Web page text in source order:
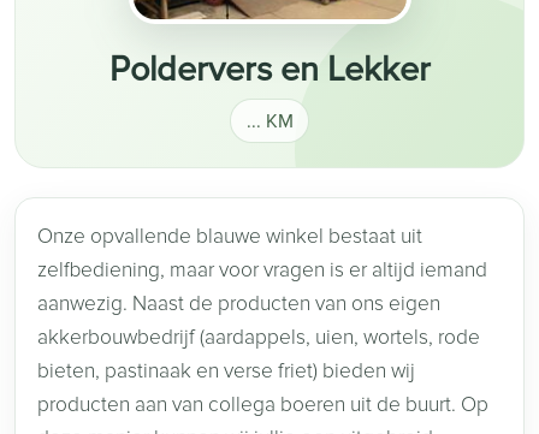
Poldervers en Lekker
... KM
Onze opvallende blauwe winkel bestaat uit
zelfbediening, maar voor vragen is er altijd iemand
aanwezig. Naast de producten van ons eigen
akkerbouwbedrijf (aardappels, uien, wortels, rode
bieten, pastinaak en verse friet) bieden wij
producten aan van collega boeren uit de buurt. Op